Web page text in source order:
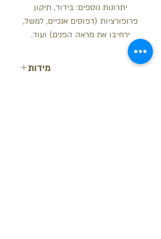
יתרונות נוספים: בידוד, תיקון
פרופורציות (דפוסים אנכיים, למשל,
ירחיבו את מראה הפנים) ועוד.
מידות